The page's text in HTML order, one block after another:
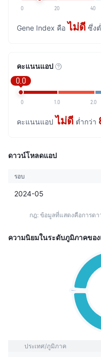
0 20 40
Gene Index คือ ไม่ดี ซึ่ง
คะแนนแอป
0.0
0 1.0 2.0
คะแนนแอป ไม่ดี ต่ำกว่า
ดาวน์โหลดแอป
รอบ
2024-05
กฎ: ข้อมูลที่แสดงคือการด
ความนิยมในระดับภูมิภาคขอ
ประเทศ/ภูมิภาค